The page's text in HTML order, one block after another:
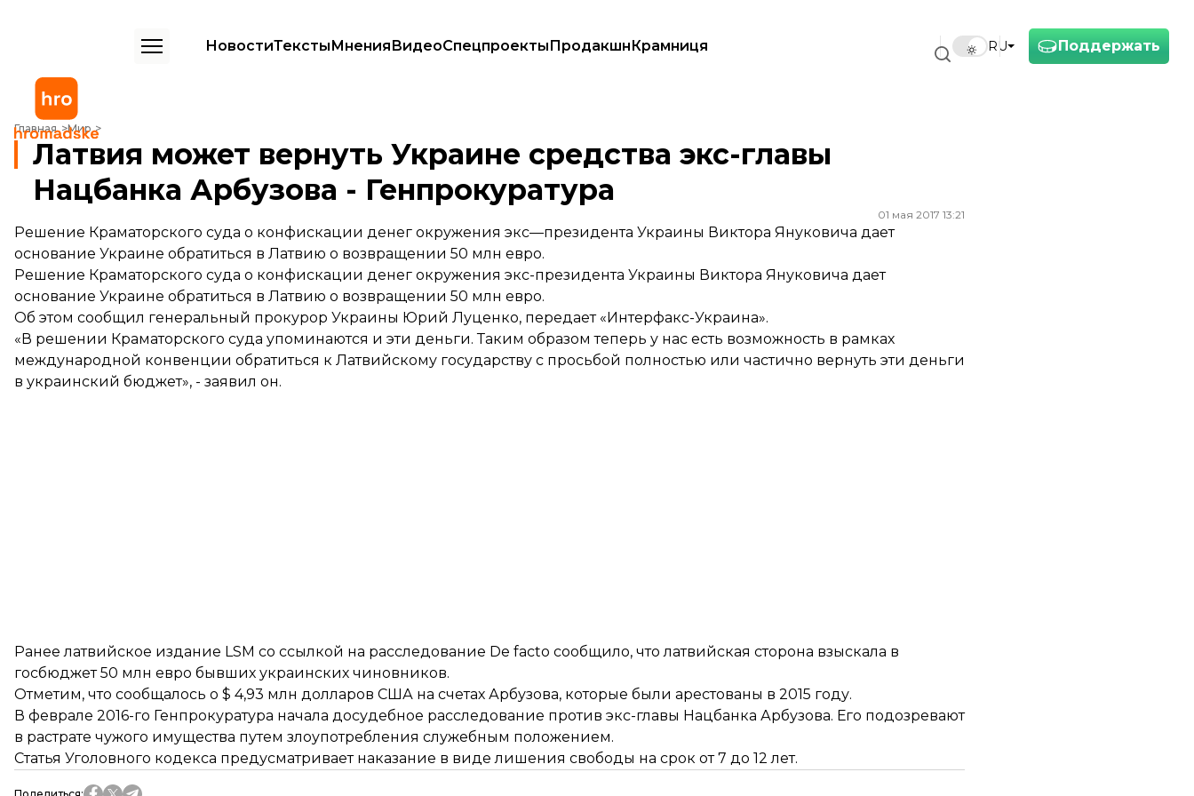
Поддержать
RU
НовостиТекстыМненияВидеоСпецпроектыПродакшнКрамниця
Главная Мир
Латвия может вернуть Украине средства экс-главы Нацбанка Арбузова - Генпрокуратура
Латвия может вернуть Украине средства экс-главы
Нацбанка Арбузова - Генпрокуратура
01 мая 2017 13:21
Решение Краматорского суда о конфискации денег окружения экс—президента Украины Виктора Януковича дает
основание Украине обратиться в Латвию о возвращении 50 млн евро.
Решение Краматорского суда о конфискации денег окружения экс-президента Украины Виктора Януковича дает
основание Украине обратиться в Латвию о возвращении 50 млн евро.
Об этом сообщил генеральный прокурор Украины Юрий Луценко, передает«Интерфакс-Украина».
«В решении Краматорского суда упоминаются и эти деньги. Таким образом теперь у нас есть возможность в рамках
международной конвенции обратиться к Латвийскому государству с просьбой полностью или частично вернуть эти деньги
в украинский бюджет», - заявил он.
Ранее латвийское издание LSM со ссылкой на расследование De facto сообщило, что латвийская сторона взыскала в
госбюджет 50 млн евро бывших украинских чиновников.
Отметим, что сообщалось о $ 4,93 млн долларов США на счетах Арбузова, которые были арестованы в 2015 году.
В феврале 2016-го Генпрокуратура начала досудебное расследование против экс-главы Нацбанка Арбузова. Его подозревают
в растрате чужого имущества путем злоупотребления служебным положением.
Статья Уголовного кодекса предусматривает наказание в виде лишения свободы на срок от 7 до 12 лет.